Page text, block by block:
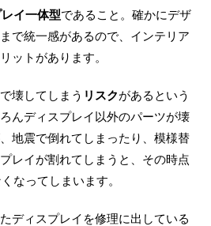
イ一体型であること。確かにデザ
で統一感があるので、インテリア
ットがあります。
壊してしまう リスクがあるという
んディスプレイ以外のパーツが壊
地震で倒れてしまったり、模様替
レイが割れてしまうと、その時点
なってしまいます。
ディスプレイを修理に出している